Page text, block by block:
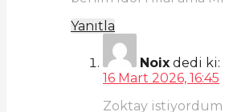
Yanıtla
Noix dedi ki:
16 Mart 2026, 16:45
Zoktay istiyordum